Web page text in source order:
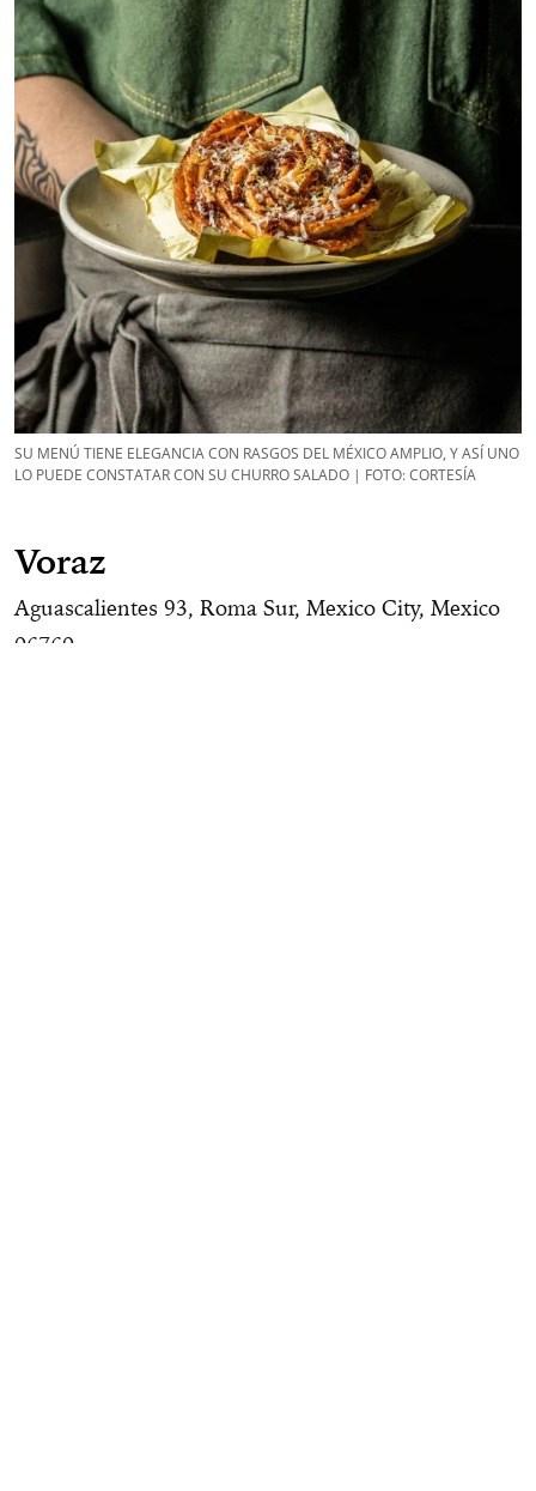
SU MENÚ TIENE ELEGANCIA CON RASGOS DEL MÉXICO AMPLIO, Y ASÍ UNO
LO PUEDE CONSTATAR CON SU CHURRO SALADO | FOTO: CORTESÍA
Voraz
Aguascalientes 93, Roma Sur, Mexico City, Mexico
06760